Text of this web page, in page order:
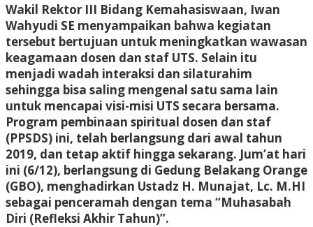
Wakil Rektor III Bidang Kemahasiswaan, Iwan
Wahyudi SE menyampaikan bahwa kegiatan
tersebut bertujuan untuk meningkatkan wawasan
keagamaan dosen dan staf UTS. Selain itu
menjadi wadah interaksi dan silaturahim
sehingga bisa saling mengenal satu sama lain
untuk mencapai visi-misi UTS secara bersama.
Program pembinaan spiritual dosen dan staf
(PPSDS) ini, telah berlangsung dari awal tahun
2019, dan tetap aktif hingga sekarang. Jum’at hari
ini (6/12), berlangsung di Gedung Belakang Orange
(GBO), menghadirkan Ustadz H. Munajat, Lc. M.HI
sebagai penceramah dengan tema “Muhasabah
Diri (Refleksi Akhir Tahun)”.